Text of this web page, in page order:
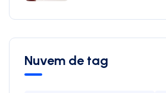
Nuvem de tag